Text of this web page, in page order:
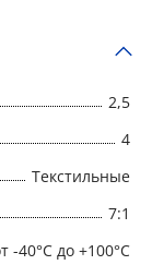
2,5
4
Текстильные
7:1
-40°C до +100°C